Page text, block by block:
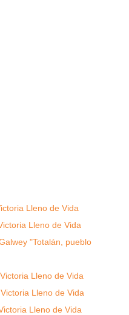
Lleno de Vida
Lleno de Vida
"Totalán, pueblo
Lleno de Vida
Lleno de Vida
Lleno de Vida